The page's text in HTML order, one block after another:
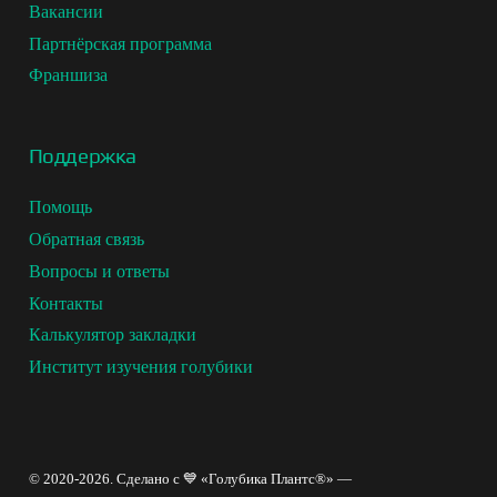
«Коралл» — голландский сорт, средние и
вкусом, раннеспелый, устойчивый к фитофторе.
Выращивание
брусники
до пяти лет. Кроме этого, культура плохо
Вакансии
Партнёрская программа
Франшиза
Поддержка
Помощь
Обратная связь
Вопросы и ответы
Контакты
Калькулятор закладки
Институт изучения голубики
© 2020-2026. Сделано с 💙 «Голубика Плантс®» —